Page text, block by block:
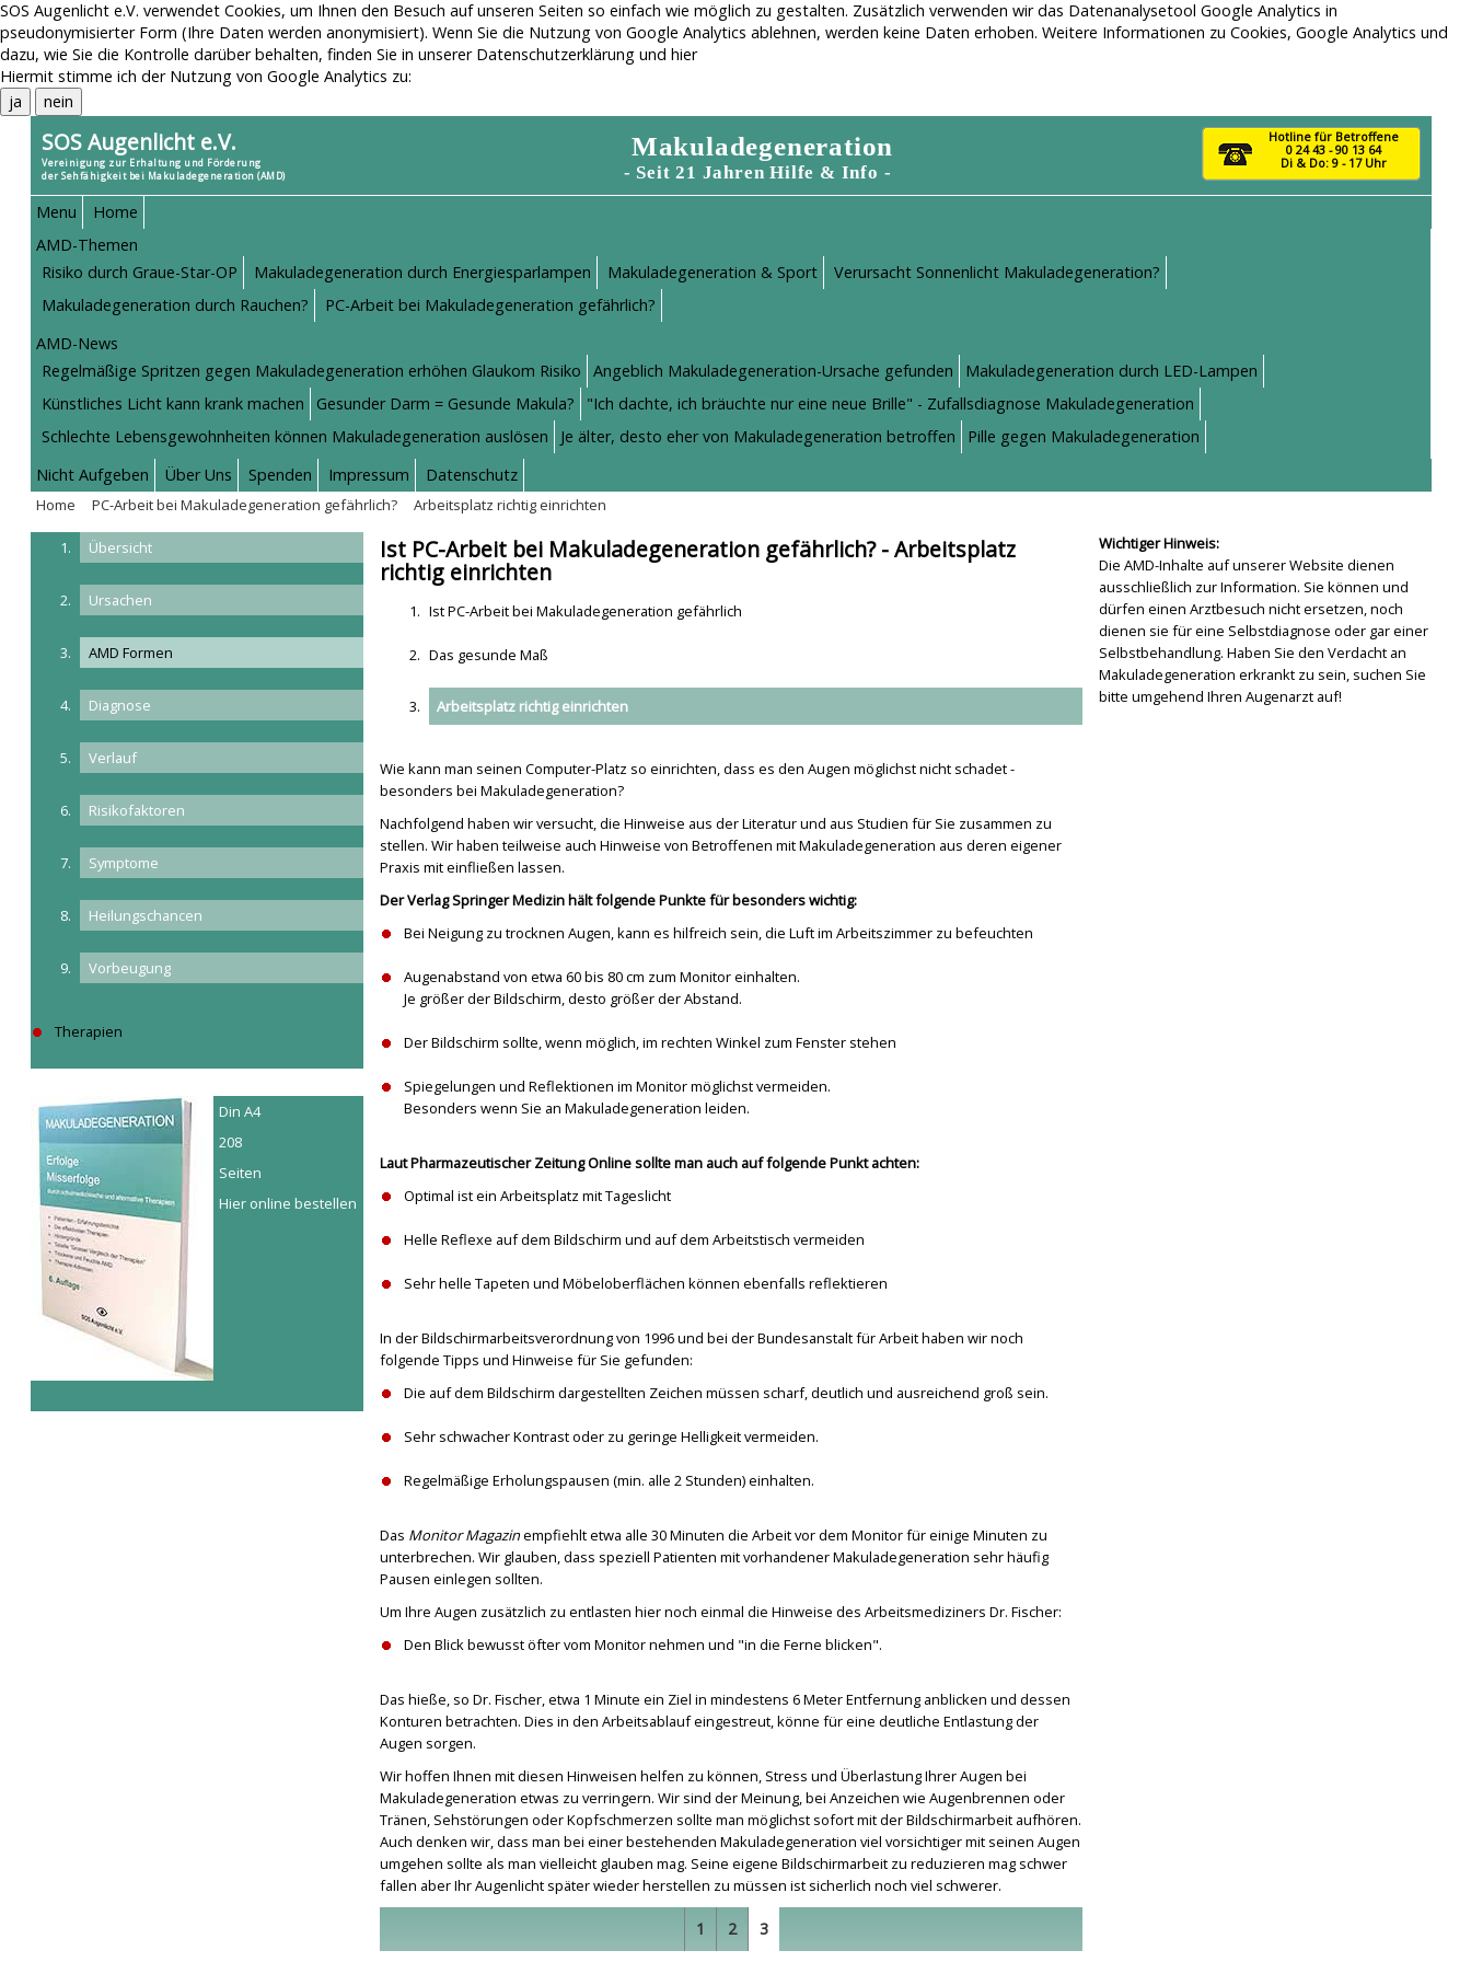
SOS Augenlicht e.V. verwendet Cookies, um Ihnen den Besuch auf unseren Seiten so einfach wie möglich zu gestalten. Zusätzlich verwenden wir das Datenanalysetool Google Analytics in
pseudonymisierter Form (Ihre Daten werden anonymisiert). Wenn Sie die Nutzung von Google Analytics ablehnen, werden keine Daten erhoben. Weitere Informationen zu Cookies, Google Analytics und
dazu, wie Sie die Kontrolle darüber behalten, finden Sie in unserer Datenschutzerklärung und hier
Hiermit stimme ich der Nutzung von Google Analytics zu:
ja
nein
SOS Augenlicht e.V.
Vereinigung zur Erhaltung und Förderung
der Sehfähigkeit bei Makuladegeneration (AMD)
Makuladegeneration
- Seit 21 Jahren Hilfe & Info -
Hotline für Betroffene
0 24 43 - 90 13 64
Di & Do: 9 - 17 Uhr
Menu
Home
AMD-Themen
Risiko durch Graue-Star-OP
Makuladegeneration durch Energiesparlampen Makuladegeneration & Sport
Verursacht Sonnenlicht Makuladegeneration?
Makuladegeneration durch Rauchen?
PC-Arbeit bei Makuladegeneration gefährlich?
AMD-News
Regelmäßige Spritzen gegen Makuladegeneration erhöhen Glaukom Risiko
Angeblich Makuladegeneration-Ursache gefunden
Makuladegeneration durch LED-Lampen
Künstliches Licht kann krank machen
Gesunder Darm = Gesunde Makula?
"Ich dachte, ich bräuchte nur eine neue Brille" - Zufallsdiagnose Makuladegeneration
Schlechte Lebensgewohnheiten können Makuladegeneration auslösen
Je älter, desto eher von Makuladegeneration betroffen
Pille gegen Makuladegeneration
Nicht Aufgeben
Über Uns Spenden Impressum Datenschutz
Home PC-Arbeit bei Makuladegeneration gefährlich? Arbeitsplatz richtig einrichten
Ist PC-Arbeit bei Makuladegeneration gefährlich? - Arbeitsplatz
richtig einrichten
Ist PC-Arbeit bei Makuladegeneration gefährlich
Das gesunde Maß
Arbeitsplatz richtig einrichten
Wie kann man seinen Computer-Platz so einrichten, dass es den Augen möglichst nicht schadet -
besonders bei Makuladegeneration?
Nachfolgend haben wir versucht, die Hinweise aus der Literatur und aus Studien für Sie zusammen zu
stellen. Wir haben teilweise auch Hinweise von Betroffenen mit Makuladegeneration aus deren eigener
Praxis mit einfließen lassen.
Der Verlag Springer Medizin hält folgende Punkte für besonders wichtig:
Bei Neigung zu trocknen Augen, kann es hilfreich sein, die Luft im Arbeitszimmer zu befeuchten
Augenabstand von etwa 60 bis 80 cm zum Monitor einhalten.
Je größer der Bildschirm, desto größer der Abstand.
Der Bildschirm sollte, wenn möglich, im rechten Winkel zum Fenster stehen
Spiegelungen und Reflektionen im Monitor möglichst vermeiden.
Besonders wenn Sie an Makuladegeneration leiden.
Laut Pharmazeutischer Zeitung Online sollte man auch auf folgende Punkt achten:
Optimal ist ein Arbeitsplatz mit Tageslicht
Helle Reflexe auf dem Bildschirm und auf dem Arbeitstisch vermeiden
Sehr helle Tapeten und Möbeloberflächen können ebenfalls reflektieren
In der Bildschirmarbeitsverordnung von 1996 und bei der Bundesanstalt für Arbeit haben wir noch
folgende Tipps und Hinweise für Sie gefunden:
Die auf dem Bildschirm dargestellten Zeichen müssen scharf, deutlich und ausreichend groß sein.
Sehr schwacher Kontrast oder zu geringe Helligkeit vermeiden.
Regelmäßige Erholungspausen (min. alle 2 Stunden) einhalten.
Das Monitor Magazinempfiehlt etwa alle 30 Minuten die Arbeit vor dem Monitor für einige Minuten zu
unterbrechen. Wir glauben, dass speziell Patienten mit vorhandener Makuladegeneration sehr häufig
Pausen einlegen sollten.
Um Ihre Augen zusätzlich zu entlasten hier noch einmal die Hinweise des Arbeitsmediziners Dr. Fischer:
Den Blick bewusst öfter vom Monitor nehmen und "in die Ferne blicken".
Das hieße, so Dr. Fischer, etwa 1 Minute ein Ziel in mindestens 6 Meter Entfernung anblicken und dessen
Konturen betrachten. Dies in den Arbeitsablauf eingestreut, könne für eine deutliche Entlastung der
Augen sorgen.
Wir hoffen Ihnen mit diesen Hinweisen helfen zu können, Stress und Überlastung Ihrer Augen bei
Makuladegeneration etwas zu verringern. Wir sind der Meinung, bei Anzeichen wie Augenbrennen oder
Tränen, Sehstörungen oder Kopfschmerzen sollte man möglichst sofort mit der Bildschirmarbeit aufhören.
Auch denken wir, dass man bei einer bestehenden Makuladegeneration viel vorsichtiger mit seinen Augen
umgehen sollte als man vielleicht glauben mag. Seine eigene Bildschirmarbeit zu reduzieren mag schwer
fallen aber Ihr Augenlicht später wieder herstellen zu müssen ist sicherlich noch viel schwerer.
1 2 3
Übersicht
Ursachen
AMD Formen
Diagnose
Verlauf
Risikofaktoren
Symptome
Heilungschancen
Vorbeugung
Therapien
Din A4
208
Seiten
Hier online bestellen
Wichtiger Hinweis:
Die AMD-Inhalte auf unserer Website dienen
ausschließlich zur Information. Sie können und
dürfen einen Arztbesuch nicht ersetzen, noch
dienen sie für eine Selbstdiagnose oder gar einer
Selbstbehandlung. Haben Sie den Verdacht an
Makuladegeneration erkrankt zu sein, suchen Sie
bitte umgehend Ihren Augenarzt auf!